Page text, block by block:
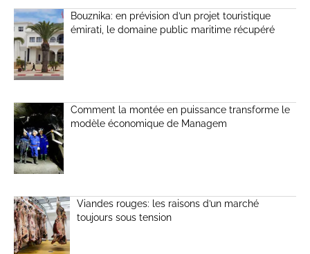
Bouznika: en prévision d’un projet touristique
émirati, le domaine public maritime récupéré
Comment la montée en puissance transforme le
modèle économique de Managem
Viandes rouges: les raisons d’un marché
toujours sous tension